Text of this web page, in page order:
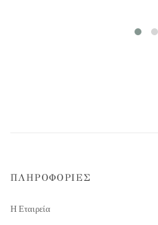
ΠΛΗΡΟΦΟΡΙΕΣ
Η Εταιρεία